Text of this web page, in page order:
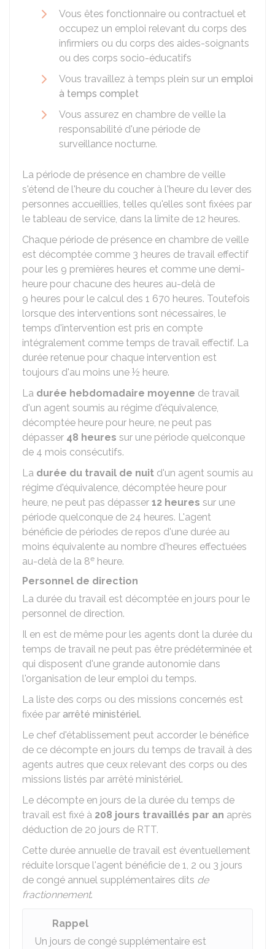
Vous êtes fonctionnaire ou contractuel et
occupez un emploi relevant du corps des
infirmiers ou du corps des aides-soignants
ou des corps socio-éducatifs
Vous travaillez à temps plein sur un emploi
à temps complet
Vous assurez en chambre de veille la
responsabilité d'une période de
surveillance nocturne.
La période de présence en chambre de veille
s'étend de l'heure du coucher à l'heure du lever des
personnes accueillies, telles qu'elles sont fixées par
le tableau de service, dans la limite de 12 heures.
Chaque période de présence en chambre de veille
est décomptée comme 3 heures de travail effectif
pour les 9 premières heures et comme une demi-
heure pour chacune des heures au-delà de
9 heures pour le calcul des 1 670 heures. Toutefois
lorsque des interventions sont nécessaires, le
temps d'intervention est pris en compte
intégralement comme temps de travail effectif. La
durée retenue pour chaque intervention est
toujours d'au moins une ½ heure.
La durée hebdomadaire moyenne de travail
d'un agent soumis au régime d'équivalence,
décomptée heure pour heure, ne peut pas
dépasser 48 heures sur une période quelconque
de 4 mois consécutifs.
La durée du travail de nuit d'un agent soumis au
régime d'équivalence, décomptée heure pour
heure, ne peut pas dépasser 12 heures sur une
période quelconque de 24 heures. L'agent
bénéficie de périodes de repos d'une durée au
moins équivalente au nombre d'heures effectuées
au-delà de la 8e heure.
Personnel de direction
La durée du travail est décomptée en jours pour le
personnel de direction.
Il en est de même pour les agents dont la durée du
temps de travail ne peut pas être prédéterminée et
qui disposent d'une grande autonomie dans
l'organisation de leur emploi du temps.
La liste des corps ou des missions concernés est
fixée par arrêté ministériel.
Le chef d'établissement peut accorder le bénéfice
de ce décompte en jours du temps de travail à des
agents autres que ceux relevant des corps ou des
missions listés par arrêté ministériel.
Le décompte en jours de la durée du temps de
travail est fixé à 208 jours travaillés par an après
déduction de 20 jours de RTT.
Cette durée annuelle de travail est éventuellement
réduite lorsque l'agent bénéficie de 1, 2 ou 3 jours
de congé annuel supplémentaires dits de
fractionnement.
Rappel
Un jours de congé supplémentaire est